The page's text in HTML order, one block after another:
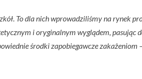
To dla nich wprowadziliśmy na rynek
i oryginalnym wyglądem, pasując
środki zapobiegawcze zakażeniom